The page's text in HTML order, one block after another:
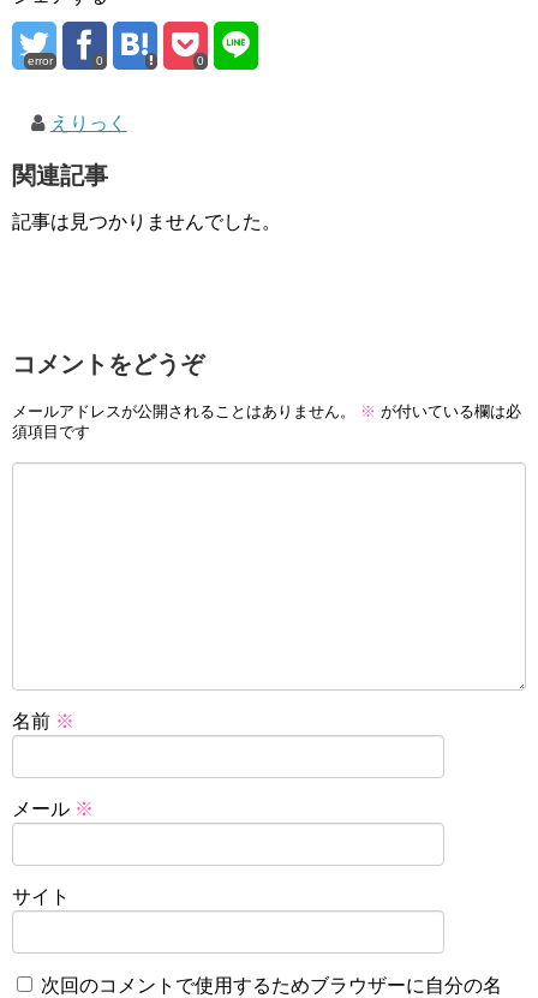
error 0 0
えりっく
関連記事
記事は見つかりませんでした。
コメントをどうぞ
メールアドレスが公開されることはありません。 ※ が付いている欄は必
須項目です
名前 ※
メール ※
サイト
次回のコメントで使用するためブラウザーに自分の名